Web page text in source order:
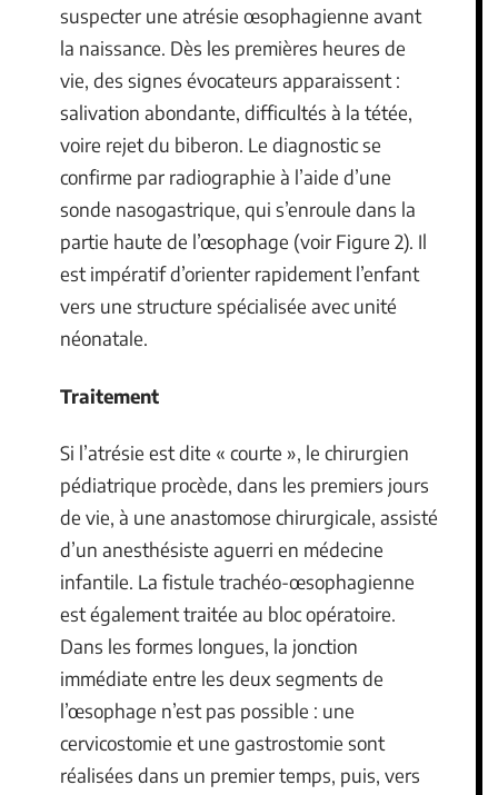
suspecter une atrésie œsophagienne avant
la naissance. Dès les premières heures de
vie, des signes évocateurs apparaissent :
salivation abondante, difficultés à la tétée,
voire rejet du biberon. Le diagnostic se
confirme par radiographie à l’aide d’une
sonde nasogastrique, qui s’enroule dans la
partie haute de l’œsophage (voir Figure 2). Il
est impératif d’orienter rapidement l’enfant
vers une structure spécialisée avec unité
néonatale.
Traitement
Si l’atrésie est dite « courte », le chirurgien
pédiatrique procède, dans les premiers jours
de vie, à une anastomose chirurgicale, assisté
d’un anesthésiste aguerri en médecine
infantile. La fistule trachéo-œsophagienne
est également traitée au bloc opératoire.
Dans les formes longues, la jonction
immédiate entre les deux segments de
l’œsophage n’est pas possible : une
cervicostomie et une gastrostomie sont
réalisées dans un premier temps, puis, vers